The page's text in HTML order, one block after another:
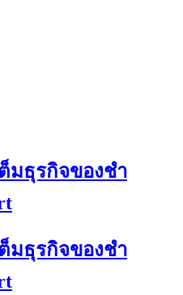
มธุรกิจของชำ
มธุรกิจของชำ